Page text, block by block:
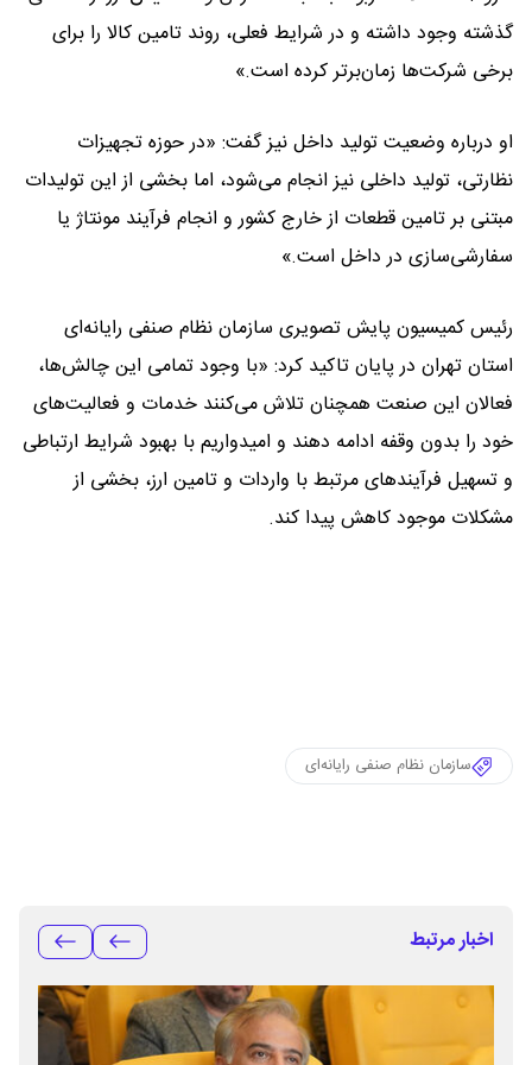
گذشته وجود داشته و در شرایط فعلی، روند تامین کالا را برای
برخی شرکت‌ها زمان‌برتر کرده است.»
او درباره وضعیت تولید داخل نیز گفت: «در حوزه تجهیزات
نظارتی، تولید داخلی نیز انجام می‌شود، اما بخشی از این تولیدات
مبتنی بر تامین قطعات از خارج کشور و انجام فرآیند مونتاژ یا
سفارشی‌سازی در داخل است.»
رئیس کمیسیون پایش تصویری سازمان نظام صنفی رایانه‌ای
استان تهران در پایان تاکید کرد: «با وجود تمامی این چالش‌ها،
فعالان این صنعت همچنان تلاش می‌کنند خدمات و فعالیت‌های
خود را بدون وقفه ادامه دهند و امیدواریم با بهبود شرایط ارتباطی
و تسهیل فرآیندهای مرتبط با واردات و تامین ارز، بخشی از
مشکلات موجود کاهش پیدا کند.
سازمان نظام صنفی رایانه‌ای
اخبار مرتبط